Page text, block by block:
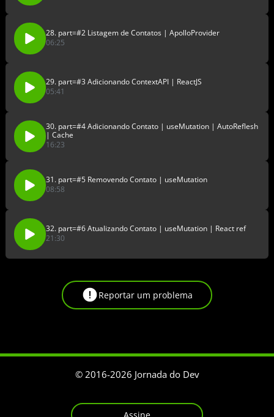
28. part=#2 Listagem de Contatos | ApolloProvider
06:25
29. part=#3 Adicionando ContextAPI | ReactJS
05:41
30. part=#4 Adicionando Contato | useMutation | AutoReflesh
| Cache
16:23
31. part=#5 Removendo Contato | useMutation
08:58
32. part=#6 Atualizando Contato | useMutation | React ref
21:30
Reportar um problema
© 2016-2026 Jornada do Dev